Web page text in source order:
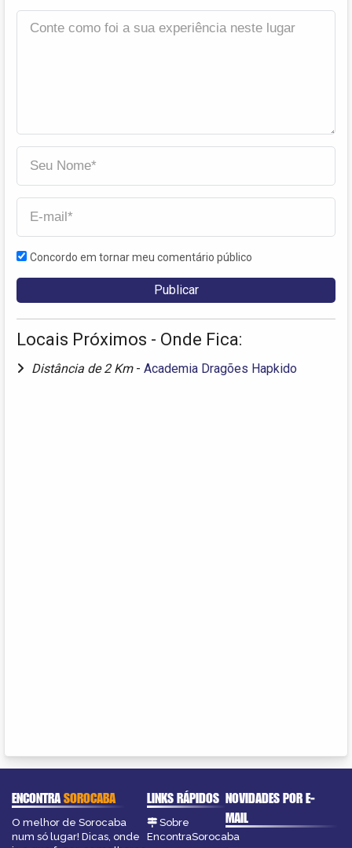
Concordo em tornar meu comentário público
Locais Próximos - Onde Fica:
Distância de 2 Km - Academia Dragões Hapkido
ENCONTRASOROCABA
O melhor de Sorocaba
num só lugar! Dicas, onde
LINKS RÁPIDOS
Sobre
EncontraSorocaba
NOVIDADES POR E-
MAIL